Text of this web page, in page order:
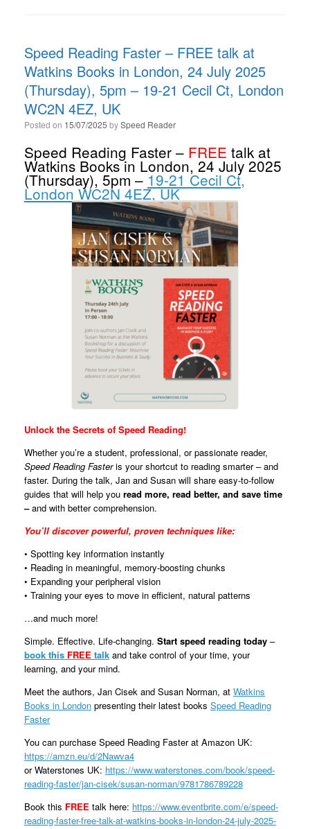
Speed Reading Faster – FREE talk at
Watkins Books in London, 24 July 2025
(Thursday), 5pm – 19-21 Cecil Ct, London
WC2N 4EZ, UK
Posted on 15/07/2025 bySpeed Reader
Speed Reading Faster – FREE talk at
Watkins Books in London, 24 July 2025
(Thursday), 5pm – 19-21 Cecil Ct,
London WC2N 4EZ, UK
Unlock the Secrets of Speed Reading!
Whether you’re a student, professional, or passionate reader,
Speed Reading Fasteris your shortcut to reading smarter – and
faster. During the talk, Jan and Susan will share easy-to-follow
guides that will help you read more, read better, and save time
–and with better comprehension.
You’ll discover powerful, proven techniques like:
• Spotting key information instantly
• Reading in meaningful, memory-boosting chunks
• Expanding your peripheral vision
• Training your eyes to move in efficient, natural patterns
…and much more!
Simple. Effective. Life-changing. Start speed reading today –
book this FREE talk and take control of your time, your
learning, and your mind.
Meet the authors, Jan Cisek and Susan Norman, at Watkins
Books in London presenting their latest books Speed Reading
Faster
You can purchase Speed Reading Faster at Amazon UK:
https://amzn.eu/d/2Nawva4
or Waterstones UK: https://www.waterstones.com/book/speed-
reading-faster/jan-cisek/susan-norman/9781786789228
Book this FREE talk here: https://www.eventbrite.com/e/speed-
reading-faster-free-talk-at-watkins-books-in-london-24-july-2025-